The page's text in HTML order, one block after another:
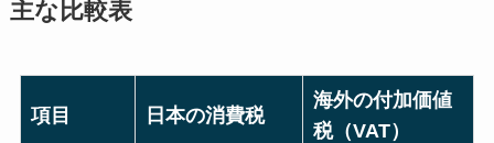
主な比較表
項目 日本の消費税
海外の付加価値
税（VAT）